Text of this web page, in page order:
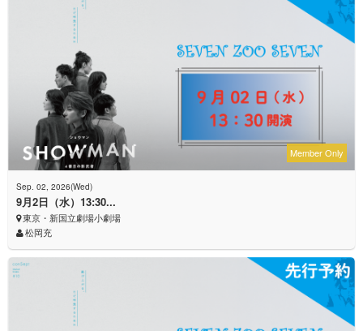
Member Only
Sep. 02, 2026(Wed)
9月2日（水）13:30...
東京・新国立劇場小劇場
松岡充